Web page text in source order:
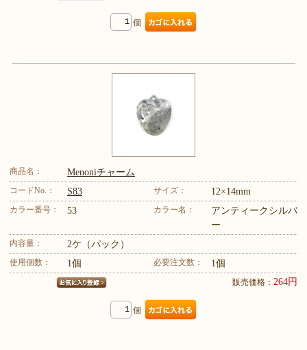
個
商品名： Menoniチャーム
コードNo.： S83 サイズ： 12×14mm
カラー番号： 53 カラー名：
アンティークシルバ
ー
内容量： 2ケ（パック）
使用個数： 1個 必要注文数： 1個
販売価格： 264円
個